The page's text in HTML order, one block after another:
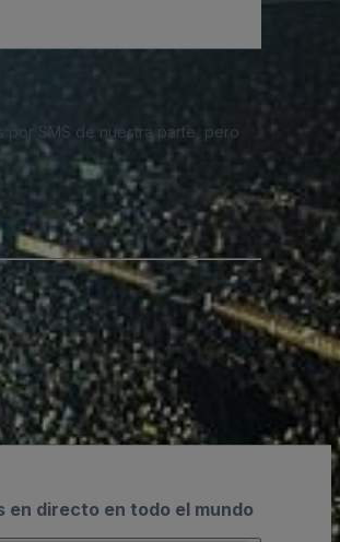
por SMS de nuestra parte, pero
en directo en todo el mundo